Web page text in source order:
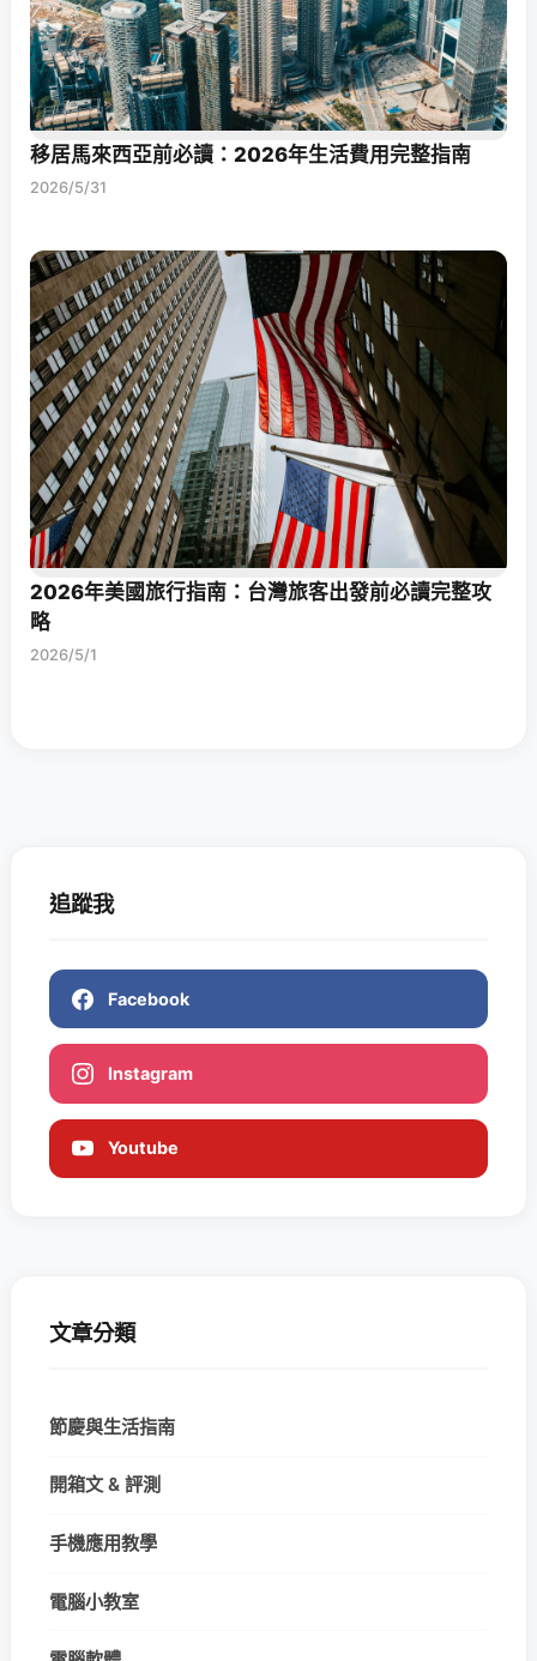
移居馬來西亞前必讀：2026年生活費用完整指南
2026/5/31
2026年美國旅行指南：台灣旅客出發前必讀完整攻
略
2026/5/1
追蹤我
Facebook
Instagram
Youtube
文章分類
節慶與生活指南
開箱文 & 評測
手機應用教學
電腦小教室